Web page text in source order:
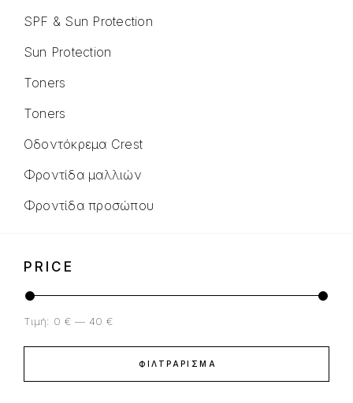
SPF & Sun Protection
Sun Protection
Toners
Toners
Οδοντόκρεμα Crest
Φροντίδα μαλλιών
Φροντίδα προσώπου
PRICE
ΦΙΛΤΡΆΡΙΣΜΑ
Τιμή: 0 € — 40 €